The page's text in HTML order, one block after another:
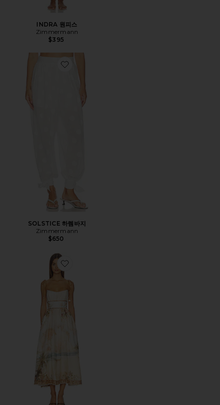
INDRA 원피스
Zimmermann
$395
Favorite SOLSTICE 하렘바지
SOLSTICE 하렘바지
Zimmermann
$650
Favorite MAHON 원피스